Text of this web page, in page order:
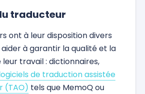
traducteur
ont à leur disposition divers
à garantir la qualité et la
travail : dictionnaires,
de traduction assistée
(TAO) tels que MemoQ ou